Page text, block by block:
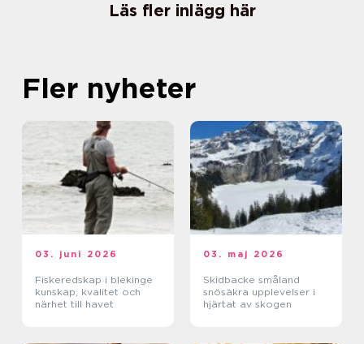
Läs fler inlägg här
Fler nyheter
03. juni 2026
Fiskeredskap i blekinge
kunskap, kvalitet och
närhet till havet
03. maj 2026
Skidbacke småland
snösäkra upplevelser i
hjärtat av skogen